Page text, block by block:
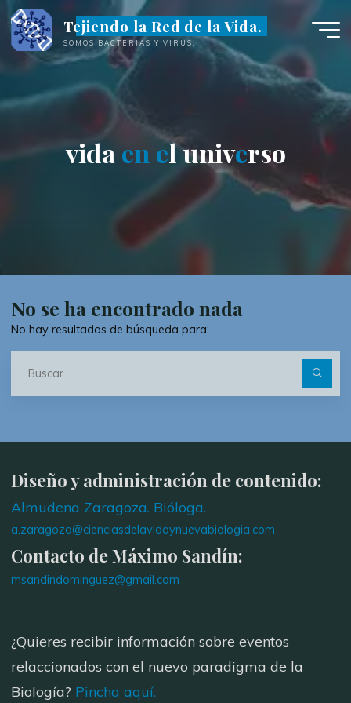
Saltar
contenido
Tejiendo la Red de la Vida.
SOMOS BACTERIAS Y VIRUS.
vida e
en elunive
erso
No se ha encontrado nada
No hay resultados de búsqueda para:
Diseño y administración de contenido:
Almudena Zaragoza. Bióloga.
a.zaragoza@cienciasdelavidaynuevabiologia.com
Contacto de Máximo Sandín:
msandindominguez@gmail.com
¿Quieres recibir información sobre eventos
relaccionados con el nuevo paradigma de la
Biología? Pincha aquí.